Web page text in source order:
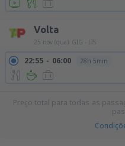
Volta
25 nov (qua) GIG - LIS
22:55 06:00 28h 5min
Preço total para todas as